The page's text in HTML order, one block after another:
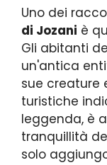
Uno dei
di Jozani è
Gli abitanti
un'antica
sue creature
turistiche
leggenda, è
tranquillità
solo